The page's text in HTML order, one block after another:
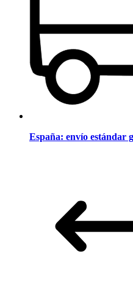
España: envío estándar